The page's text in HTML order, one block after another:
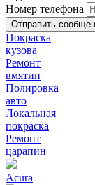
Номер телефона
Покраска
кузова
Ремонт
вмятин
Полировка
авто
Локальная
покраска
Ремонт
царапин
Acura